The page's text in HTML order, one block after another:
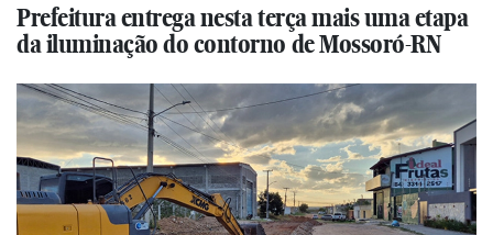
Prefeitura entrega nesta terça mais uma etapa
da iluminação do contorno de Mossoró-RN